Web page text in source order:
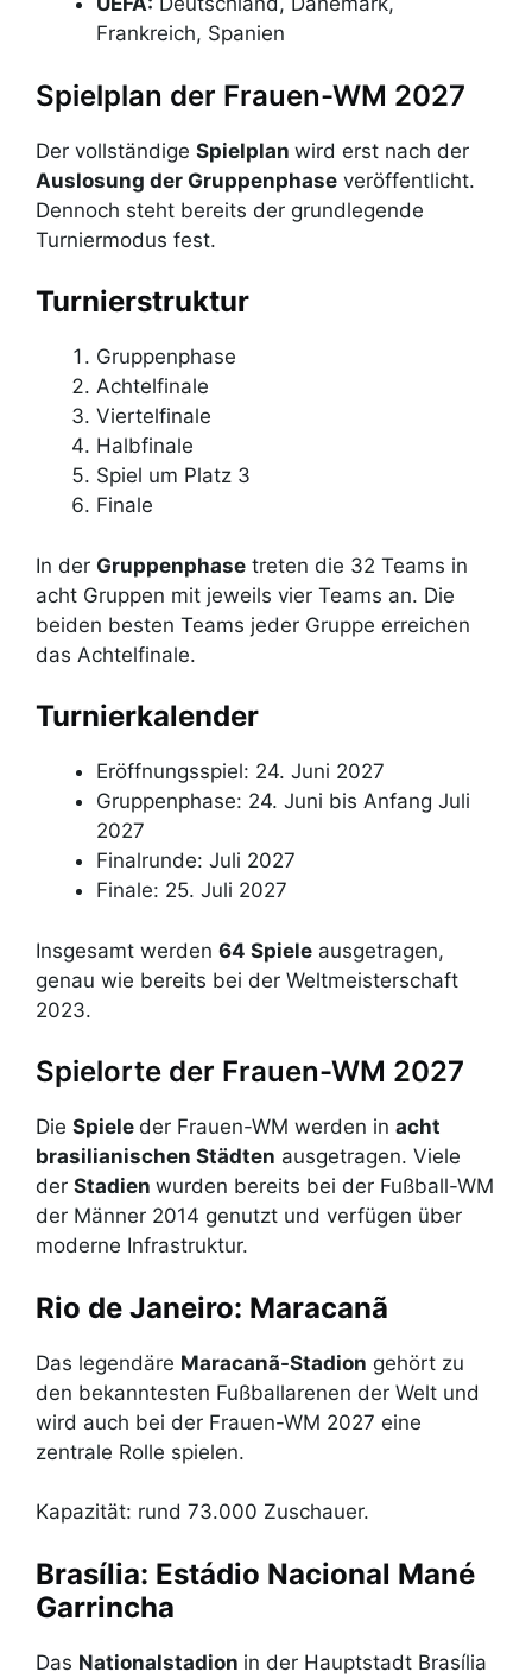
Frankreich, Spanien
Spielplan der Frauen-WM 2027
Der vollständige Spielplan wird erst nach der
Auslosung der Gruppenphase veröffentlicht.
Dennoch steht bereits der grundlegende
Turniermodus fest.
Turnierstruktur
Gruppenphase
Achtelfinale
Viertelfinale
Halbfinale
Spiel um Platz 3
Finale
In der Gruppenphase treten die 32 Teams in
acht Gruppen mit jeweils vier Teams an. Die
beiden besten Teams jeder Gruppe erreichen
das Achtelfinale.
Turnierkalender
Eröffnungsspiel: 24. Juni 2027
Gruppenphase: 24. Juni bis Anfang Juli
2027
Finalrunde: Juli 2027
Finale: 25. Juli 2027
Insgesamt werden 64 Spiele ausgetragen,
genau wie bereits bei der Weltmeisterschaft
2023.
Spielorte der Frauen-WM 2027
Die Spiele der Frauen-WM werden in acht
brasilianischen Städten ausgetragen. Viele
der Stadien wurden bereits bei der Fußball-WM
der Männer 2014 genutzt und verfügen über
moderne Infrastruktur.
Rio de Janeiro: Maracanã
Das legendäre Maracanã-Stadion gehört zu
den bekanntesten Fußballarenen der Welt und
wird auch bei der Frauen-WM 2027 eine
zentrale Rolle spielen.
Kapazität: rund 73.000 Zuschauer.
Brasília: Estádio Nacional Mané
Garrincha
Das Nationalstadion in der Hauptstadt Brasília